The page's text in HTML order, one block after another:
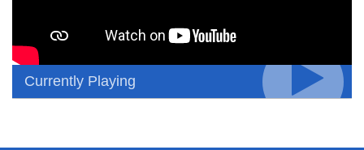
Currently Playing